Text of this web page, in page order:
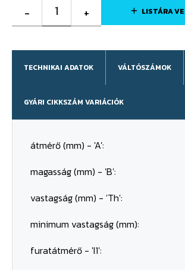
- 1 + LISTÁRA
TECHNIKAI ADATOK VÁLTÓSZÁMOK
GYÁRI CIKKSZÁM VARIÁCIÓK
átmérő (mm) - 'A':
magasság (mm) - 'B':
vastagság (mm) - 'Th':
minimum vastagság (mm):
furatátmérő - 'I1':